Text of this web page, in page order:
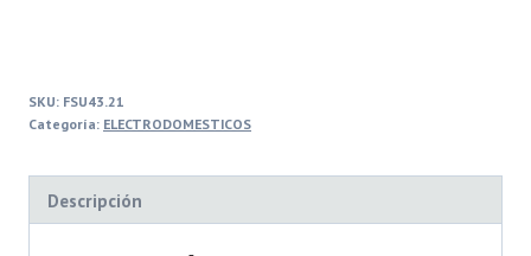
SKU: FSU43.21
Categoría: ELECTRODOMESTICOS
Descripción